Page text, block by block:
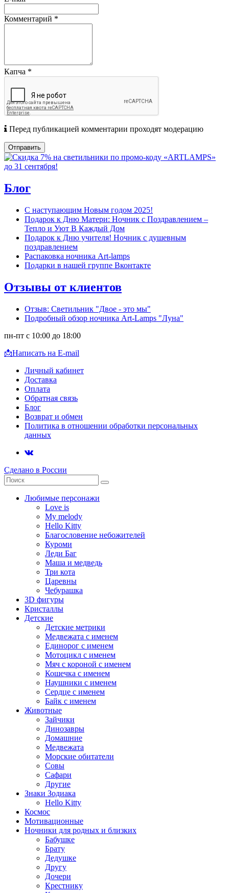
Комментарий *
Капча *
Перед публикацией комментарии проходят модерацию
Отправить
Блог
С наступающим Новым годом 2025!
Подарок к Дню Матери: Ночник с Поздравлением –
Тепло и Уют В Каждый Дом
Подарок к Дню учителя! Ночник с душевным
поздравлением
Распаковка ночника Art-lamps
Подарки в нашей группе Вконтакте
Отзывы от клиентов
Отзыв: Светильник "Двое - это мы"
Подробный обзор ночника Art-Lamps "Луна"
пн-пт с 10:00 до 18:00
📩Написать на E-mail
Личный кабинет
Доставка
Оплата
Обратная связь
Блог
Возврат и обмен
Политика в отношении обработки персональных
данных
Сделано в России
Любимые персонажи
Love is
My melody
Hello Kitty
Благословение небожителей
Куроми
Леди Баг
Маша и медведь
Три кота
Царевны
Чебурашка
3D фигуры
Кристаллы
Детские
Детские метрики
Медвежата с именем
Единорог с именем
Мотоцикл с именем
Мяч с короной с именем
Кошечка с именем
Наушники с именем
Сердце с именем
Байк с именем
Животные
Зайчики
Динозавры
Домашние
Медвежата
Морские обитатели
Совы
Сафари
Другие
Знаки Зодиака
Hello Kitty
Космос
Мотивационные
Ночники для родных и близких
Бабушке
Брату
Дедушке
Другу
Дочери
Крестнику